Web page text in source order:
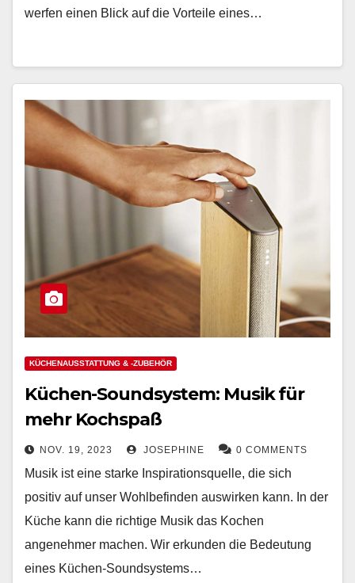
werfen einen Blick auf die Vorteile eines…
KÜCHENAUSSTATTUNG & -ZUBEHÖR
Küchen-Soundsystem: Musik für
mehr Kochspaß
NOV. 19, 2023 JOSEPHINE 0 COMMENTS
Musik ist eine starke Inspirationsquelle, die sich
positiv auf unser Wohlbefinden auswirken kann. In der
Küche kann die richtige Musik das Kochen
angenehmer machen. Wir erkunden die Bedeutung
eines Küchen-Soundsystems…